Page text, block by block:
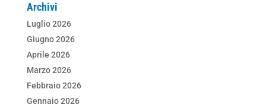
Archivi
Luglio 2026
Giugno 2026
Aprile 2026
Marzo 2026
Febbraio 2026
Gennaio 2026